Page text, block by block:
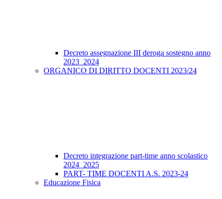
Decreto assegnazione III deroga sostegno anno
2023_2024
ORGANICO DI DIRITTO DOCENTI 2023/24
Decreto integrazione part-time anno scolastico
2024_2025
PART- TIME DOCENTI A.S. 2023-24
Educazione Fisica